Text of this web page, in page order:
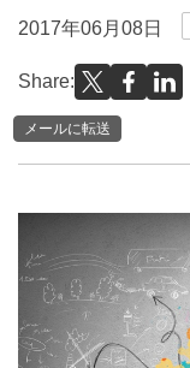
2017年06月08日
Share:
メールに転送